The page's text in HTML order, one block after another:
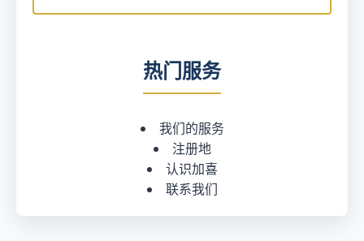
热门服务
我们的服务
注册地
认识加喜
联系我们